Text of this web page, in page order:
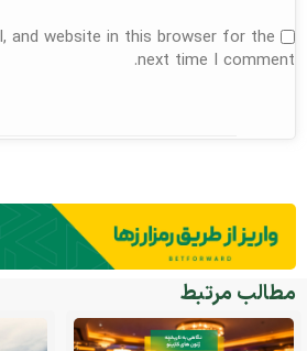
and website in this browser for the
next time I comment.
مطالب مرتبط